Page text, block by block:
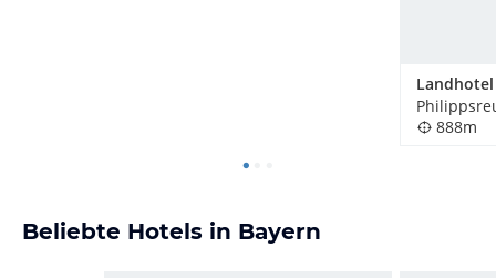
888m
Beliebte Hotels in Bayern